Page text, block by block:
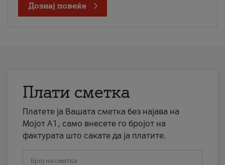
Дознај повеќе
Плати сметка
Платете ја Вашата сметка без најава на
Мојот А1, само внесете го бројот на
фактурата што сакате да ја платите.
Број на сметка